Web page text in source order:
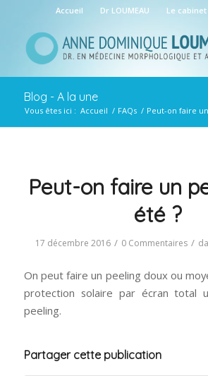
Accueil Dr LOUMEAU Le cabinet
Blog - A la une
Vous êtes ici : Accueil / FAQs / Peut-on faire
Peut-on faire un
été ?
17 décembre 2016 / 0 Commentaires /
On peut faire un peeling doux ou
protection solaire par écran total
peeling.
Partager cette publication